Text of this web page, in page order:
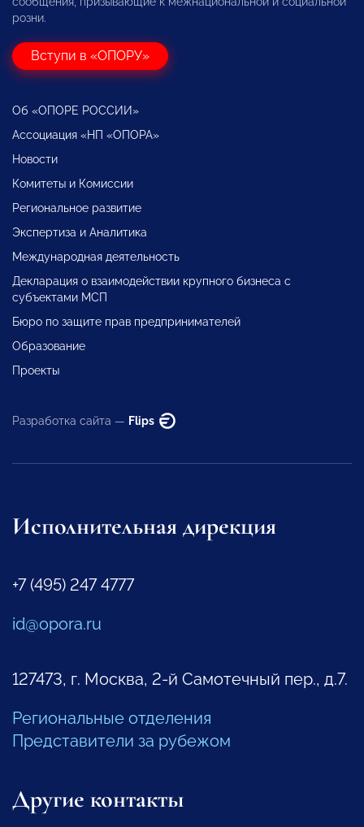
розни.
Вступи в «ОПОРУ»
Об «ОПОРЕ РОССИИ»
Ассоциация «НП «ОПОРА»
Новости
Комитеты и Комиссии
Региональное развитие
Экспертиза и Аналитика
Международная деятельность
Декларация о взаимодействии крупного бизнеса с
субъектами МСП
Бюро по защите прав предпринимателей
Образование
Проекты
Разработка сайта — Flips
Исполнительная дирекция
+7 (495) 247 4777
id@opora.ru
127473, г. Москва, 2-й Самотечный пер., д.7.
Региональные отделения
Представители за рубежом
Другие контакты